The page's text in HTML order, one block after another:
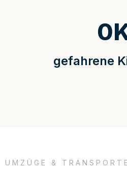
gefahrene
0
UMZÜGE & TRANSPORTE